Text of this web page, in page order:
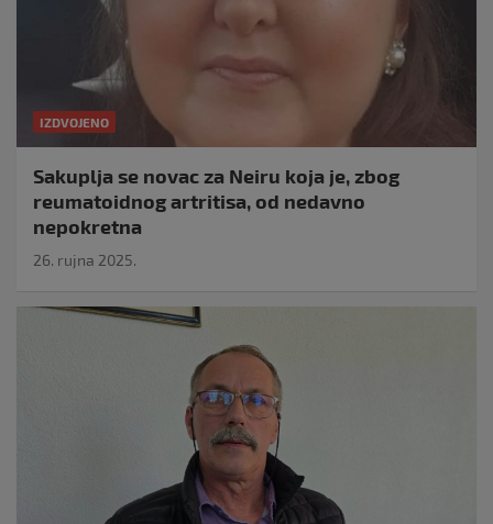
IZDVOJENO
Sakuplja se novac za Neiru koja je, zbog
reumatoidnog artritisa, od nedavno
nepokretna
26. rujna 2025.